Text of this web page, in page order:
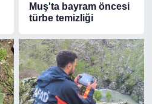
Muş'ta bayram öncesi
türbe temizliği